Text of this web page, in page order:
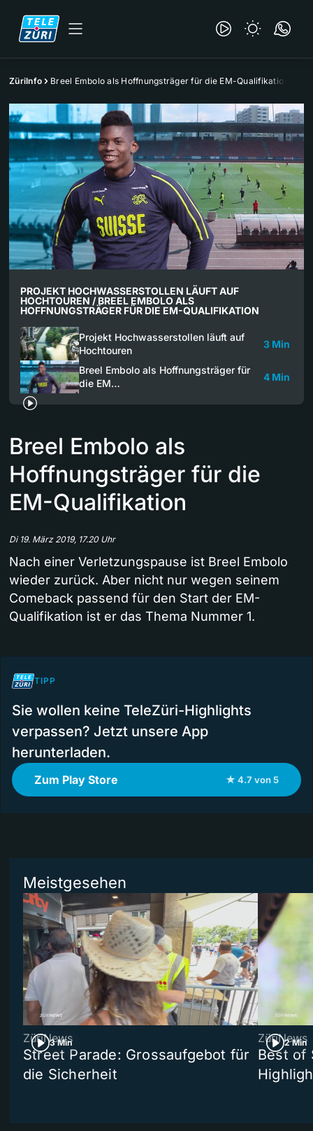
ZüriInfo Breel Embolo als Hoffnungsträger für die EM-Qualifikation
PROJEKT HOCHWASSERSTOLLEN LÄUFT AUF
HOCHTOUREN / BREEL EMBOLO ALS
HOFFNUNGSTRÄGER FÜR DIE EM-QUALIFIKATION
Projekt Hochwasserstollen läuft auf
Hochtouren
3 Min
Breel Embolo als Hoffnungsträger für
die EM…
4 Min
Breel Embolo als
Hoffnungsträger für die
EM-Qualifikation
Di 19. März 2019, 17.20 Uhr
Nach einer Verletzungspause ist Breel Embolo
wieder zurück. Aber nicht nur wegen seinem
Comeback passend für den Start der EM-
Qualifikation ist er das Thema Nummer 1.
TIPP
Sie wollen keine TeleZüri-Highlights
verpassen? Jetzt unsere App
herunterladen.
Zum Play Store ★ 4.7 von 5
Meistgesehen
3 Min
ZüriNews
Street Parade: Grossaufgebot für
die Sicherheit
2 Min
ZüriNews
Best of